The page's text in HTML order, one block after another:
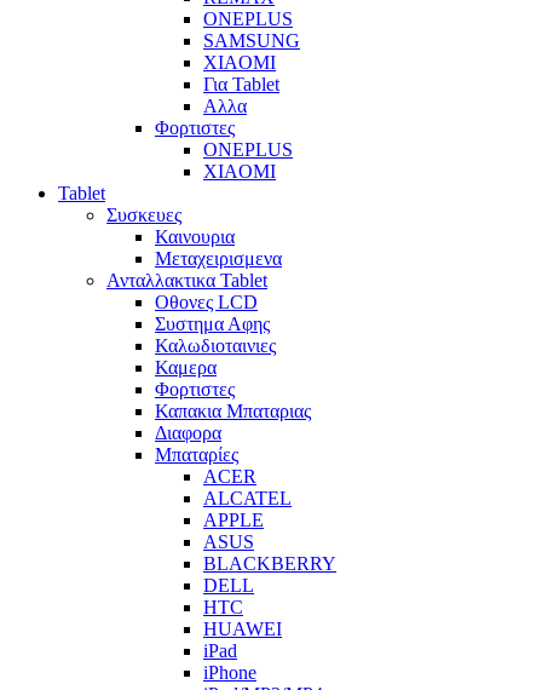
ONEPLUS
SAMSUNG
XIAOMI
Για Tablet
Αλλα
Φορτιστες
ONEPLUS
XIAOMI
Tablet
Συσκευες
Καινουρια
Μεταχειρισμενα
Ανταλλακτικα Tablet
Οθονες LCD
Συστημα Αφης
Καλωδιοταινιες
Καμερα
Φορτιστες
Καπακια Μπαταριας
Διαφορα
Μπαταρίες
ACER
ALCATEL
APPLE
ASUS
BLACKBERRY
DELL
HTC
HUAWEI
iPad
iPhone